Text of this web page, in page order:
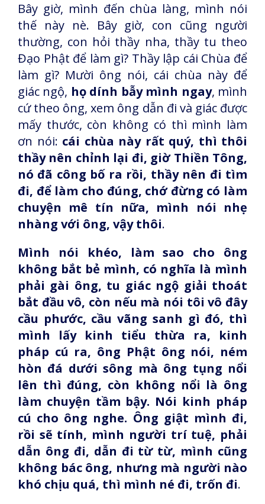
Bây giờ, mình đến chùa làng, mình nói
thế này nè. Bây giờ, con cũng người
thường, con hỏi thầy nha, thầy tu theo
Đạo Phật để làm gì? Thầy lập cái Chùa để
làm gì? Mười ông nói, cái chùa này để
giác ngộ, họ dính bẫy mình ngay, mình
cứ theo ông, xem ông dẫn đi và giác được
mấy thước, còn không có thì mình làm
ơn nói: cái chùa này rất quý, thì thôi
thầy nên chỉnh lại đi, giờ Thiền Tông,
nó đã công bố ra rồi, thầy nên đi tìm
đi, để làm cho đúng, chớ đừng có làm
chuyện mê tín nữa, mình nói nhẹ
nhàng với ông, vậy thôi.
Mình nói khéo, làm sao cho ông
không bắt bẻ mình, có nghĩa là mình
phải gài ông, tu giác ngộ giải thoát
bắt đầu vô, còn nếu mà nói tôi vô đây
cầu phước, cầu vãng sanh gì đó, thì
mình lấy kinh tiểu thừa ra, kinh
pháp cú ra, ông Phật ông nói, ném
hòn đá dưới sông mà ông tụng nổi
lên thì đúng, còn không nổi là ông
làm chuyện tầm bậy. Nói kinh pháp
cú cho ông nghe. Ông giật mình đi,
rồi sẽ tính, mình người trí tuệ, phải
dẫn ông đi, dẫn đi từ từ, mình cũng
không bác ông, nhưng mà người nào
khó chịu quá, thì mình né đi, trốn đi.